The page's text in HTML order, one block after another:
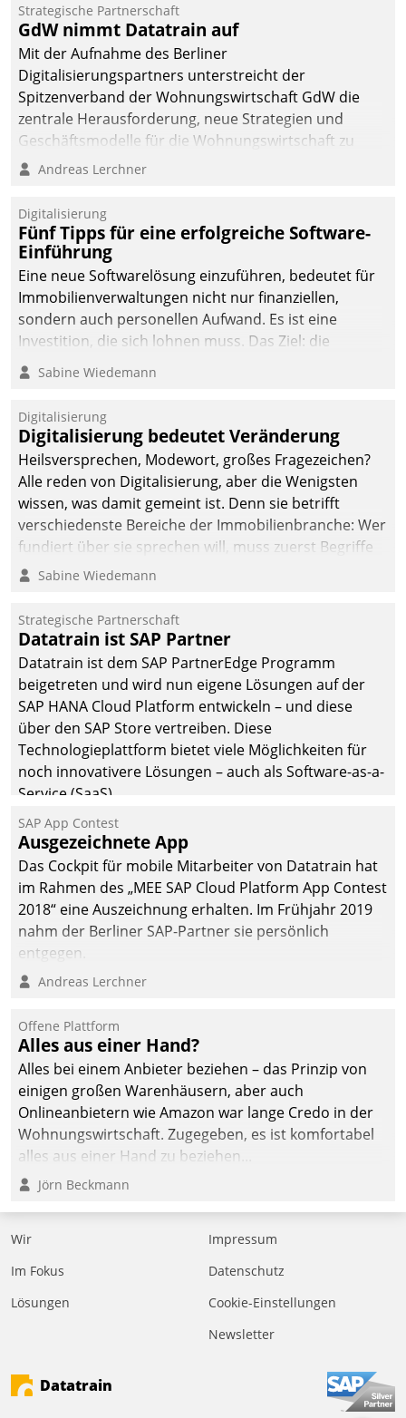
Datatrain ermöglicht
automatisiert ausgelöste,
zielgerichtete
Mieterbefragungen – eine
starke Grundlage für
intelligente,
Entscheidungen.
Strategische Partnerschaft
GdW nimmt Datatrain auf
Mit der Aufnahme des Berliner
Digitalisierungspartners unterstreicht der
Spitzenverband der Wohnungswirtschaft GdW die
zentrale Herausforderung, neue Strategien und
Geschäftsmodelle für die Wohnungswirtschaft zu
entwickeln.
Andreas Lerchner
Digitalisierung
Fünf Tipps für eine erfolgreiche Software-
Einführung
Eine neue Softwarelösung einzuführen, bedeutet für
Immobilienverwaltungen nicht nur finanziellen,
sondern auch personellen Aufwand. Es ist eine
Investition, die sich lohnen muss. Das Ziel: die
nachhaltige Optimierung der Geschäftsabläufe. Damit
dieses Ziel erreicht wird, sollten einige Grundregeln
Sabine Wiedemann
Digitalisierung
Digitalisierung bedeutet Veränderung
Heilsversprechen, Modewort, großes Fragezeichen?
Alle reden von Digitalisierung, aber die Wenigsten
wissen, was damit gemeint ist. Denn sie betrifft
verschiedenste Bereiche der Immobilienbranche: Wer
fundiert über sie sprechen will, muss zuerst Begriffe
klären. Ein Aspekt ist die betriebliche Optimierung:
Einsparungen durch optimierte und automatisierte
Prozesse. Doch man darf nicht zu viel erwarten: Allein
mit der Einführung einer neuen Software ist es nicht
getan. Die Digitalisierung erfordert von Unternehmen
die Bereitschaft, sich zu überprüfen, zu hinterfragen
und zu verändern.
Sabine Wiedemann
Strategische Partnerschaft
Datatrain ist SAP Partner
Datatrain ist dem SAP PartnerEdge Programm
beigetreten und wird nun eigene Lösungen auf der
SAP HANA Cloud Platform entwickeln – und diese
über den SAP Store vertreiben. Diese
Technologieplattform bietet viele Möglichkeiten für
noch innovativere Lösungen – auch als Software-as-a-
Service (SaaS).
SAP App Contest
Ausgezeichnete App
Das Cockpit für mobile Mitarbeiter von Datatrain hat
im Rahmen des „MEE SAP Cloud Platform App Contest
2018“ eine Auszeichnung erhalten. Im Frühjahr 2019
nahm der Berliner SAP-Partner sie persönlich
entgegen.
Andreas Lerchner
Offene Plattform
Alles aus einer Hand?
Alles bei einem Anbieter beziehen – das Prinzip von
einigen großen Warenhäusern, aber auch
Onlineanbietern wie Amazon war lange Credo in der
Wohnungswirtschaft. Zugegeben, es ist komfortabel
alles aus einer Hand zu beziehen...
Jörn Beckmann
Wir
Im Fokus
Lösungen
Impressum
Datenschutz
Cookie-Einstellungen
Newsletter
Datatrain